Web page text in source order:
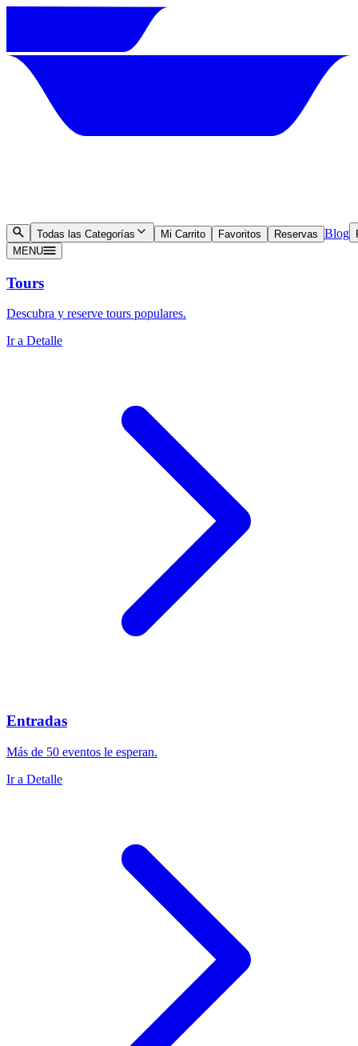
Todas las Categorías Mi Carrito Favoritos Reservas Blog
MENU
Tours
Descubra y reserve tours populares.
Ir a Detalle
Entradas
Más de 50 eventos le esperan.
Ir a Detalle